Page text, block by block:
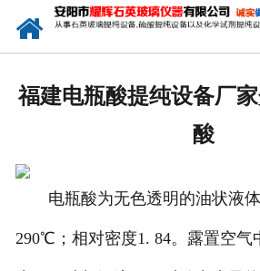
福建电瓶酸提纯设备厂
酸
电瓶酸为无色透明的油状液体
290℃；相对密度1. 84。露置空气